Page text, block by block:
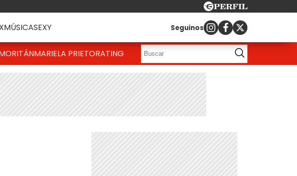
MÚSICASEXY Seguinos
MARIELA PRIETORATING